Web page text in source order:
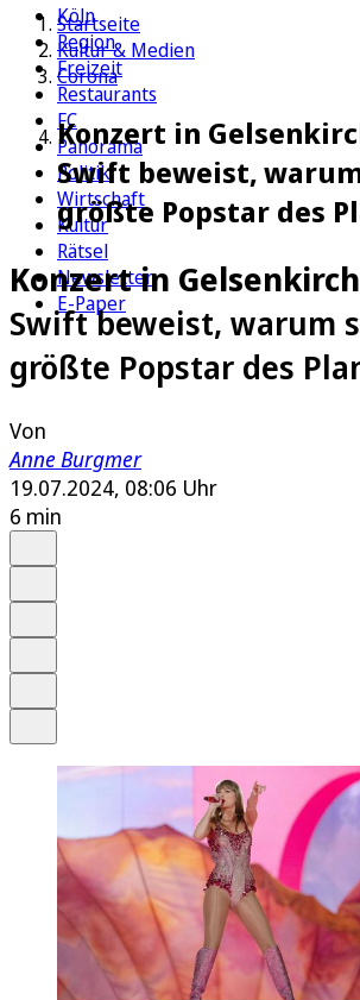
Köln
Region
Freizeit
Restaurants
FC
Panorama
Politik
Wirtschaft
Kultur
Rätsel
Newsletter
E-Paper
Startseite
Kultur & Medien
Corona
Konzert in
Swift beweist,
größte Popstar des
Konzert in
Swift beweist, warum
größte Popstar des
Von
Anne Burgmer
19.07.2024, 08:06 Uhr
6 min